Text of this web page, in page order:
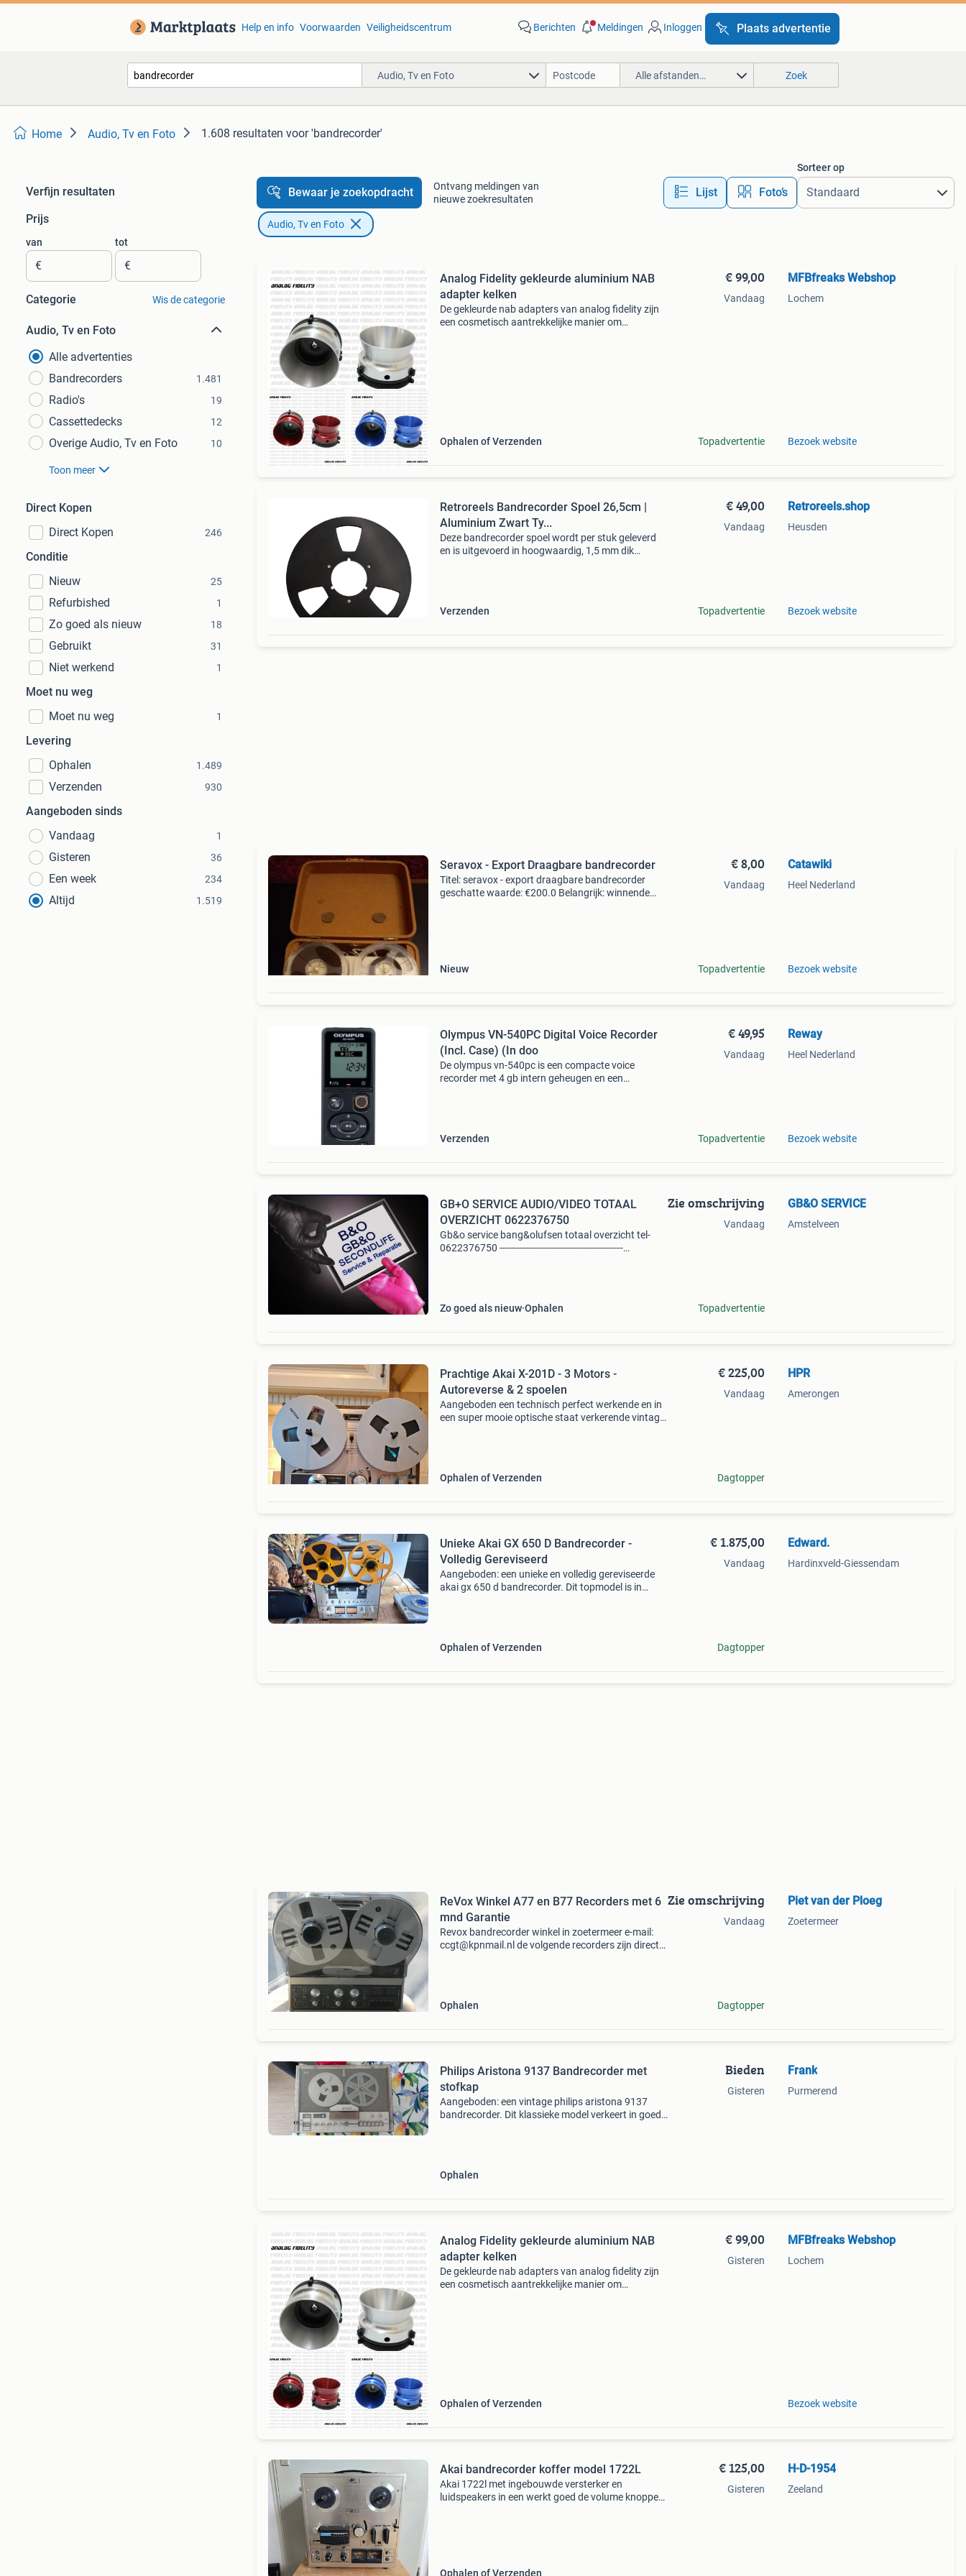
Help en info Voorwaarden Veiligheidscentrum Berichten Meldingen Inloggen Plaats advertentie
Audio, Tv en Foto Alle afstanden… Zoek
Home Audio, Tv en Foto 1.608 resultaten voor 'bandrecorder'
Verfijn resultaten
Prijs
van
€
tot
€
Categorie Wis de categorie
Audio, Tv en Foto
Alle advertenties
Bandrecorders
1.481
Radio's 19
Cassettedecks 12
Overige Audio, Tv en Foto 10
Toon meer
Direct Kopen
Direct Kopen
246
Conditie
Nieuw
25
Refurbished 1
Zo goed als nieuw 18
Gebruikt 31
Niet werkend 1
Moet nu weg
Moet nu weg
1
Levering
Ophalen
1.489
Verzenden 930
Aangeboden sinds
Vandaag
1
Gisteren 36
Een week 234
Altijd 1.519
Bewaar je zoekopdracht
Ontvang meldingen van
nieuwe zoekresultaten
Lijst Foto’s
Sorteer op
Audio, Tv en Foto
Analog Fidelity gekleurde aluminium NAB
adapter kelken
De gekleurde nab adapters van analog fidelity zijn
een cosmetisch aantrekkelijke manier om
Ophalen of Verzenden
€ 99,00
Vandaag
Topadvertentie
MFBfreaks Webshop
Lochem
Bezoek website
Retroreels Bandrecorder Spoel 26,5cm |
Aluminium Zwart Ty...
Deze bandrecorder spoel wordt per stuk geleverd
en is uitgevoerd in hoogwaardig, 1,5 mm dik
Verzenden
€ 49,00
Vandaag
Topadvertentie
Retroreels.shop
Heusden
Bezoek website
Seravox - Export Draagbare bandrecorder
Titel: seravox - export draagbare bandrecorder
geschatte waarde: €200.0 Belangrijk: winnende
Nieuw
€ 8,00
Vandaag
Topadvertentie
Catawiki
Heel Nederland
Bezoek website
Olympus VN-540PC Digital Voice Recorder
(Incl. Case) (In doo
De olympus vn-540pc is een compacte voice
recorder met 4 gb intern geheugen en een
Verzenden
€ 49,95
Vandaag
Topadvertentie
Reway
Heel Nederland
Bezoek website
GB+O SERVICE AUDIO/VIDEO TOTAAL
OVERZICHT 0622376750
Gb&o service bang&olufsen totaal overzicht tel-
0622376750 -------------------------------------------
Zo goed als nieuw Ophalen
Zie omschrijving
Vandaag
Topadvertentie
GB&O SERVICE
Amstelveen
Prachtige Akai X-201D - 3 Motors -
Autoreverse & 2 spoelen
Aangeboden een technisch perfect werkende en in
een super mooie optische staat verkerende vintage
Ophalen of Verzenden
€ 225,00
Vandaag
Dagtopper
HPR
Amerongen
Unieke Akai GX 650 D Bandrecorder -
Volledig Gereviseerd
Aangeboden: een unieke en volledig gereviseerde
akai gx 650 d bandrecorder. Dit topmodel is in
Ophalen of Verzenden
€ 1.875,00
Vandaag
Dagtopper
Edward.
Hardinxveld-Giessendam
ReVox Winkel A77 en B77 Recorders met 6
mnd Garantie
Revox bandrecorder winkel in zoetermeer e-mail:
ccgt@kpnmail.nl de volgende recorders zijn direct
Ophalen
Zie omschrijving
Vandaag
Dagtopper
Piet van der Ploeg
Zoetermeer
Philips Aristona 9137 Bandrecorder met
stofkap
Aangeboden: een vintage philips aristona 9137
bandrecorder. Dit klassieke model verkeert in goede
Ophalen
Bieden
Gisteren
Frank
Purmerend
Analog Fidelity gekleurde aluminium NAB
adapter kelken
De gekleurde nab adapters van analog fidelity zijn
een cosmetisch aantrekkelijke manier om
Ophalen of Verzenden
€ 99,00
Gisteren
MFBfreaks Webshop
Lochem
Bezoek website
Akai bandrecorder koffer model 1722L
Akai 1722l met ingebouwde versterker en
luidspeakers in een werkt goed de volume knoppen
Ophalen of Verzenden
€ 125,00
Gisteren
H-D-1954
Zeeland